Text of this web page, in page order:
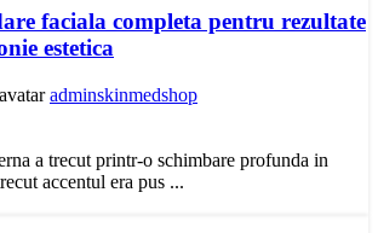
faciala completa pentru rezultate
estetica
adminskinmedshop
a trecut printr-o schimbare profunda in
accentul era pus ...